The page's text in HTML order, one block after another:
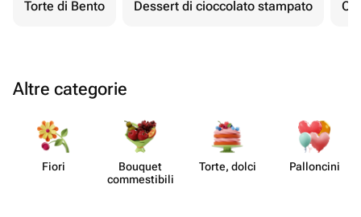
Torte di Bento Dessert di cioccolato stampato
Altre categorie
Fiori
Bouquet
commes​tibili
Torte, dolci Pall​oncini